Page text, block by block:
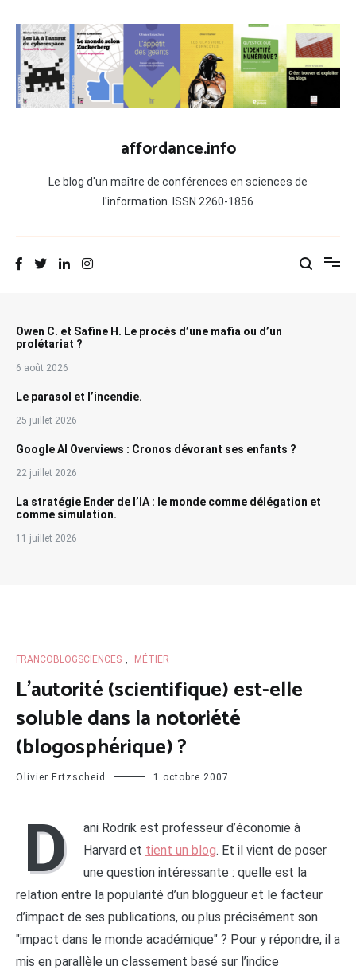
contenu
affordance.info
Le blog d'un maître de conférences en sciences de
l'information. ISSN 2260-1856
Owen C. et Safine H. Le procès d’une mafia ou d’un
prolétariat ?
6 août 2026
Le parasol et l’incendie.
25 juillet 2026
Google AI Overviews : Cronos dévorant ses enfants ?
22 juillet 2026
La stratégie Ender de l’IA : le monde comme délégation et
comme simulation.
11 juillet 2026
FRANCOBLOGSCIENCES MÉTIER
L’autorité (scientifique) est-elle
soluble dans la notoriété
(blogosphérique) ?
Olivier Ertzscheid 1 octobre 2007
D
ani Rodrik est professeur d’économie à
Harvard et tient un blog. Et il vient de poser
une question intéressante : quelle est la
relation entre la popularité d’un bloggueur et le facteur
d’impact de ses publications, ou plus précisément son
"impact dans le monde académique" ? Pour y répondre, il a
mis en parallèle un classement basé sur l’indice